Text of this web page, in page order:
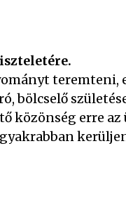
teremteni,
bölcselő
közönség erre